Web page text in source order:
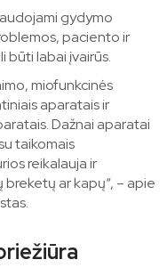
gydymo
paciento ir
būti labai įvairūs.
miofunkcinės
aparatais ir
Dažnai aparatai
taikomais
reikalauja ir
ar kapų“, – apie